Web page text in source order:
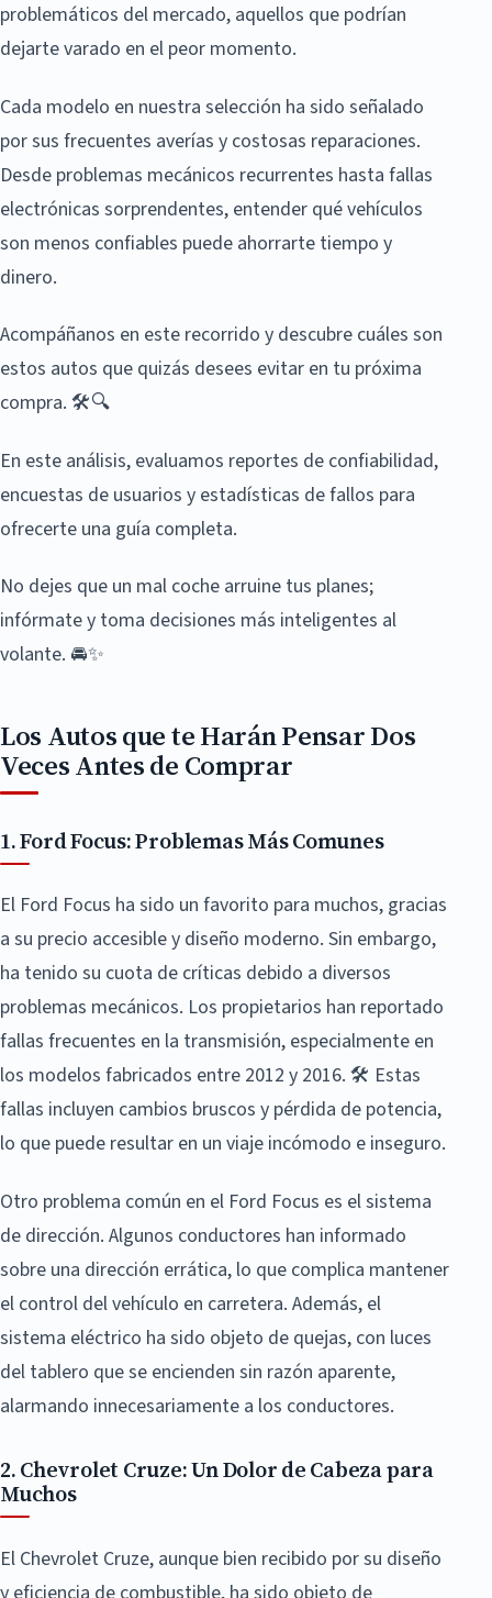
problemáticos del mercado, aquellos que podrían
dejarte varado en el peor momento.
Cada modelo en nuestra selección ha sido señalado
por sus frecuentes averías y costosas reparaciones.
Desde problemas mecánicos recurrentes hasta fallas
electrónicas sorprendentes, entender qué vehículos
son menos confiables puede ahorrarte tiempo y
dinero.
Acompáñanos en este recorrido y descubre cuáles son
estos autos que quizás desees evitar en tu próxima
compra. 🛠️🔍
En este análisis, evaluamos reportes de confiabilidad,
encuestas de usuarios y estadísticas de fallos para
ofrecerte una guía completa.
No dejes que un mal coche arruine tus planes;
infórmate y toma decisiones más inteligentes al
volante. 🚘✨
Los Autos que te Harán Pensar Dos
Veces Antes de Comprar
1. Ford Focus: Problemas Más Comunes
El Ford Focus ha sido un favorito para muchos, gracias
a su precio accesible y diseño moderno. Sin embargo,
ha tenido su cuota de críticas debido a diversos
problemas mecánicos. Los propietarios han reportado
fallas frecuentes en la transmisión, especialmente en
los modelos fabricados entre 2012 y 2016. 🛠️ Estas
fallas incluyen cambios bruscos y pérdida de potencia,
lo que puede resultar en un viaje incómodo e inseguro.
Otro problema común en el Ford Focus es el sistema
de dirección. Algunos conductores han informado
sobre una dirección errática, lo que complica mantener
el control del vehículo en carretera. Además, el
sistema eléctrico ha sido objeto de quejas, con luces
del tablero que se encienden sin razón aparente,
alarmando innecesariamente a los conductores.
2. Chevrolet Cruze: Un Dolor de Cabeza para
Muchos
El Chevrolet Cruze, aunque bien recibido por su diseño